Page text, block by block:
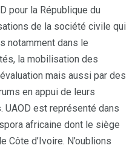
pour la République du
de la société civile qui
notamment dans le
la mobilisation des
mais aussi par des
en appui de leurs
est représenté dans
africaine dont le siège
Côte d’Ivoire. N’oublions